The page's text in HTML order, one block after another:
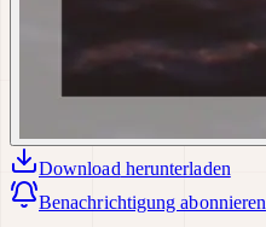
Download herunterladen
Benachrichtigung abonnieren